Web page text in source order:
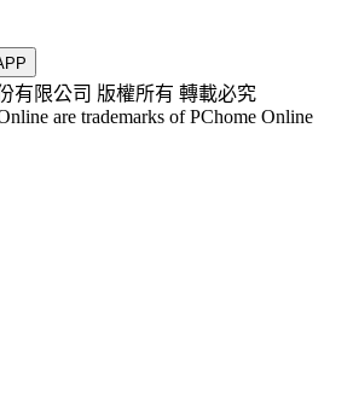
有限公司 版權所有 轉載必究
are trademarks of PChome Online